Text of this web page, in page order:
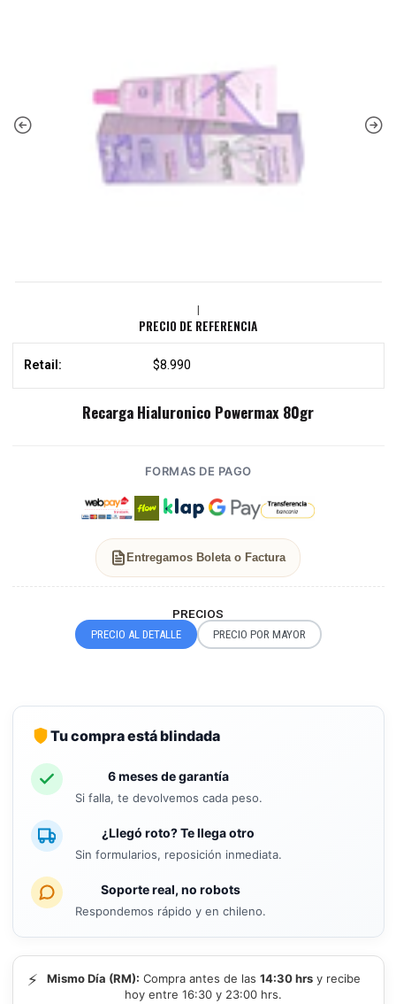
|
PRECIO DE REFERENCIA
Retail: $8.990
Recarga Hialuronico Powermax 80gr
FORMAS DE PAGO
Entregamos Boleta o Factura
PRECIOS
PRECIO AL DETALLE PRECIO POR MAYOR
Tu compra está blindada
6 meses de garantía
Si falla, te devolvemos cada peso.
¿Llegó roto? Te llega otro
Sin formularios, reposición inmediata.
Soporte real, no robots
Respondemos rápido y en chileno.
⚡ Mismo Día (RM): Compra antes de las 14:30 hrsy recibe
hoy entre 16:30 y 23:00 hrs.